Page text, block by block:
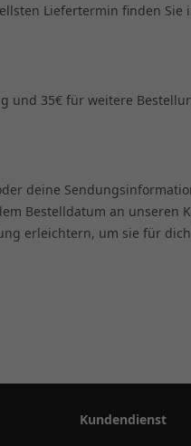
Liefertermin finden
und 35€ für weitere
deine
Bestelldatum an
erleichtern, um sie für
Kundendienst